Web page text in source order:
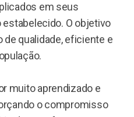
em seus
O objetivo
qualidade, eficiente e
muito aprendizado e
o compromisso